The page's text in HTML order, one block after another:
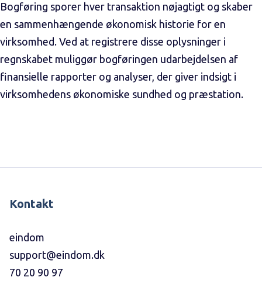
Bogføring sporer hver transaktion nøjagtigt og skaber
en sammenhængende økonomisk historie for en
virksomhed. Ved at registrere disse oplysninger i
regnskabet muliggør bogføringen udarbejdelsen af
finansielle rapporter og analyser, der giver indsigt i
virksomhedens økonomiske sundhed og præstation.
Kontakt
eindom
support@eindom.dk
70 20 90 97